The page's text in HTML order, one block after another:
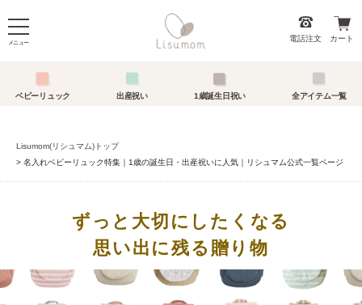
メニュー 電話注文 カート
ベビーリュック 出産祝い 1歳誕生日祝い 全アイテム一覧
Lisumom(リシュマム)トップ
名入れベビーリュック特集｜1歳の誕生日・出産祝いに人気｜リシュマム公式一覧ページ
ずっと大切にしたくなる
思い出に残る贈り物